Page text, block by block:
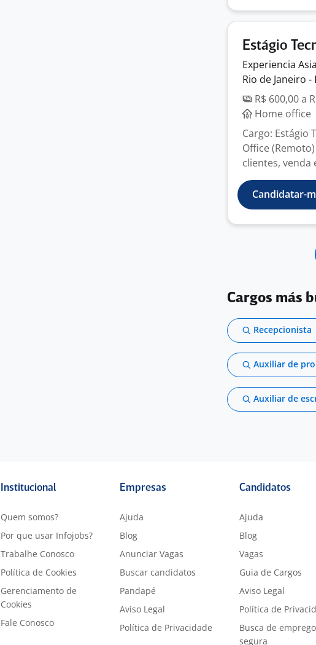
Estágio
Experiencia
Rio de Janeiro -
R$ 600,00 a
Home office
Cargo: Estágio
Office
clientes, venda
Candidatar-
Cargos más
Recepcionista
Auxiliar de
Auxiliar de
Institucional
Quem somos?
Por que usar Infojobs?
Trabalhe Conosco
Política de Cookies
Gerenciamento de
Cookies
Fale Conosco
Empresas
Ajuda
Blog
Anunciar Vagas
Buscar candidatos
Pandapé
Aviso Legal
Política de Privacidade
Candidatos
Ajuda
Blog
Vagas
Guia de Cargos
Aviso Legal
Política de
Busca de emprego
segura